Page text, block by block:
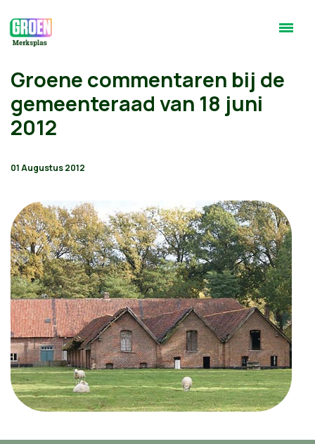
Groene commentaren bij de
gemeenteraad van 18 juni
2012
01 Augustus 2012